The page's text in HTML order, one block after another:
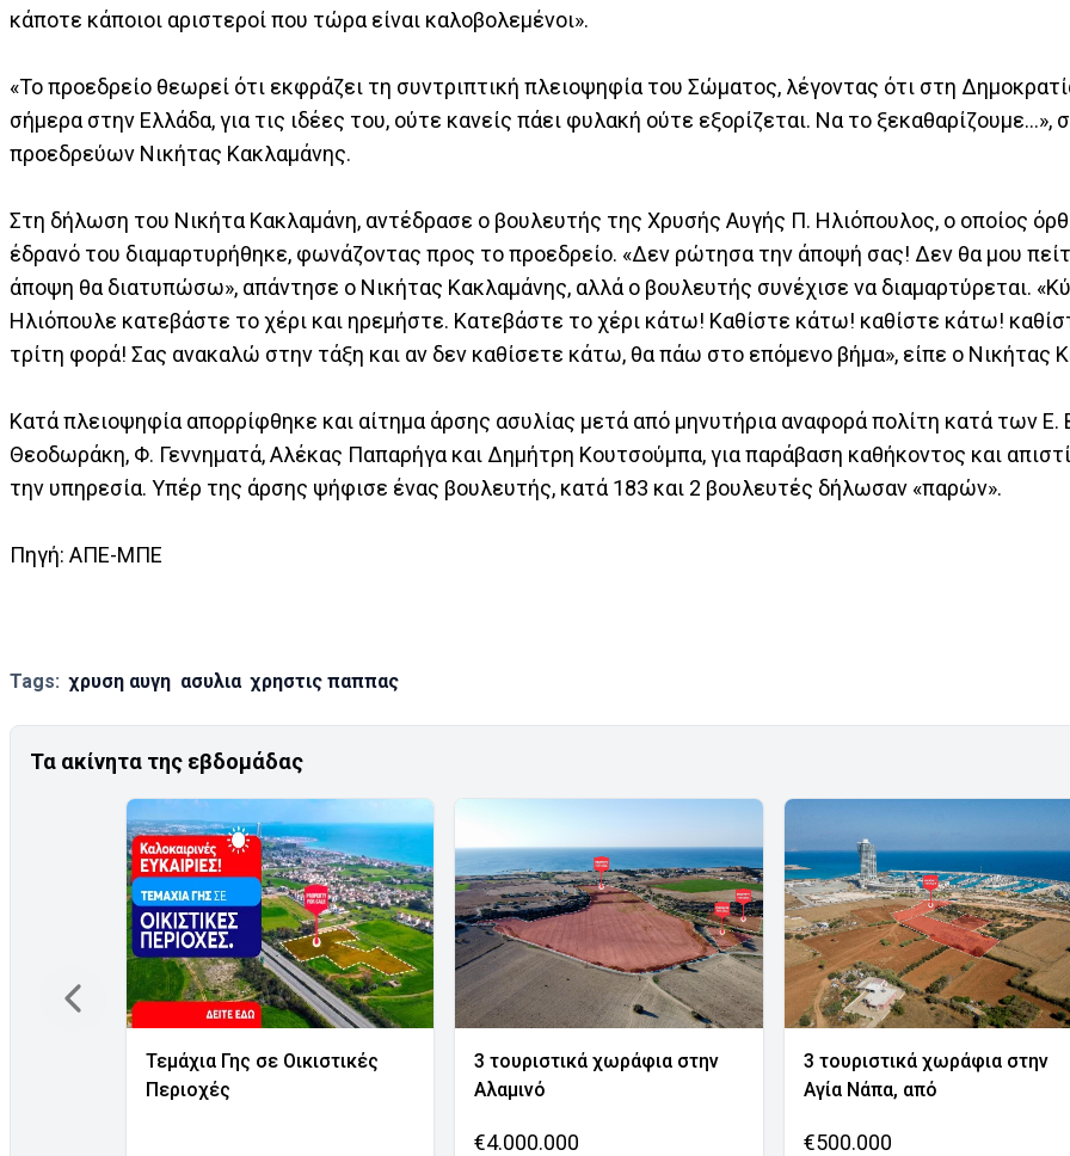
κάποτε κάποιοι αριστεροί που τώρα είναι καλοβολεμένοι».
«Το προεδρείο θεωρεί ότι εκφράζει τη συντριπτική πλειοψηφία του Σώματος, λέγοντας ότι στη
σήμερα στην Ελλάδα, για τις ιδέες του, ούτε κανείς πάει φυλακή ούτε εξορίζεται. Να το ξεκαθαρίζουμε…»,
προεδρεύων Νικήτας Κακλαμάνης.
Στη δήλωση του Νικήτα Κακλαμάνη, αντέδρασε ο βουλευτής της Χρυσής Αυγής Π. Ηλιόπουλος, ο οποίος
έδρανό του διαμαρτυρήθηκε, φωνάζοντας προς το προεδρείο. «Δεν ρώτησα την άποψή σας! Δεν θα μου
άποψη θα διατυπώσω», απάντησε ο Νικήτας Κακλαμάνης, αλλά ο βουλευτής συνέχισε να διαμαρτύρεται.
Ηλιόπουλε κατεβάστε το χέρι και ηρεμήστε. Κατεβάστε το χέρι κάτω! Καθίστε κάτω! καθίστε κάτω!
τρίτη φορά! Σας ανακαλώ στην τάξη και αν δεν καθίσετε κάτω, θα πάω στο επόμενο βήμα», είπε ο Νικήτας
Κατά πλειοψηφία απορρίφθηκε και αίτημα άρσης ασυλίας μετά από μηνυτήρια αναφορά πολίτη κατά των Ε.
Θεοδωράκη, Φ. Γεννηματά, Αλέκας Παπαρήγα και Δημήτρη Κουτσούμπα, για παράβαση καθήκοντος και
την υπηρεσία. Υπέρ της άρσης ψήφισε ένας βουλευτής, κατά 183 και 2 βουλευτές δήλωσαν «παρών».
Πηγή: ΑΠΕ-ΜΠΕ
Tags: χρυση αυγη ασυλια χρηστις παππας
Τα ακίνητα της εβδομάδας
Τεμάχια Γης σε Οικιστικές
Περιοχές
3 τουριστικά χωράφια στην
Αλαμινό
€4.000.000
3 τουριστικά χωράφια στην
Αγία Νάπα, από
€500.000